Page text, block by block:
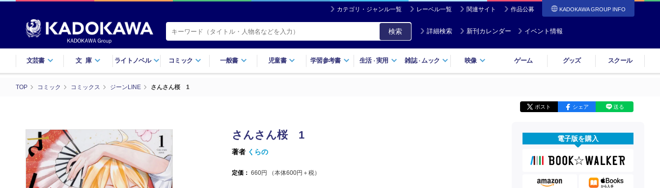
カテゴリ・ジャンル一覧 レーベル一覧 関連サイト 作品公募 KADOKAWA GROUP INFO
検索 詳細検索 新刊カレンダー イベント情報
文芸書 文庫 ライトノベル コミック 一般書 児童書 学習参考書 生活・実用 雑誌・ ムック 映像 ゲーム グッズ スクール
TOP コミック コミックス ジーンLINE さんさん桜 1
ポスト シェア 送る
さんさん桜 1
著者 くらの
定価： 660円 （本体600円＋税）
電子版を購入